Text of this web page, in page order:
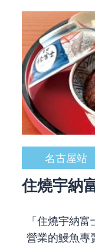
名古屋站
住燒宇納
「住燒宇納
營業的鰻魚專